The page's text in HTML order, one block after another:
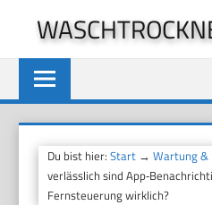
springen
Du bist hier:Start →Wartung &
verlässlich sind
Fernsteuerung wirklich?